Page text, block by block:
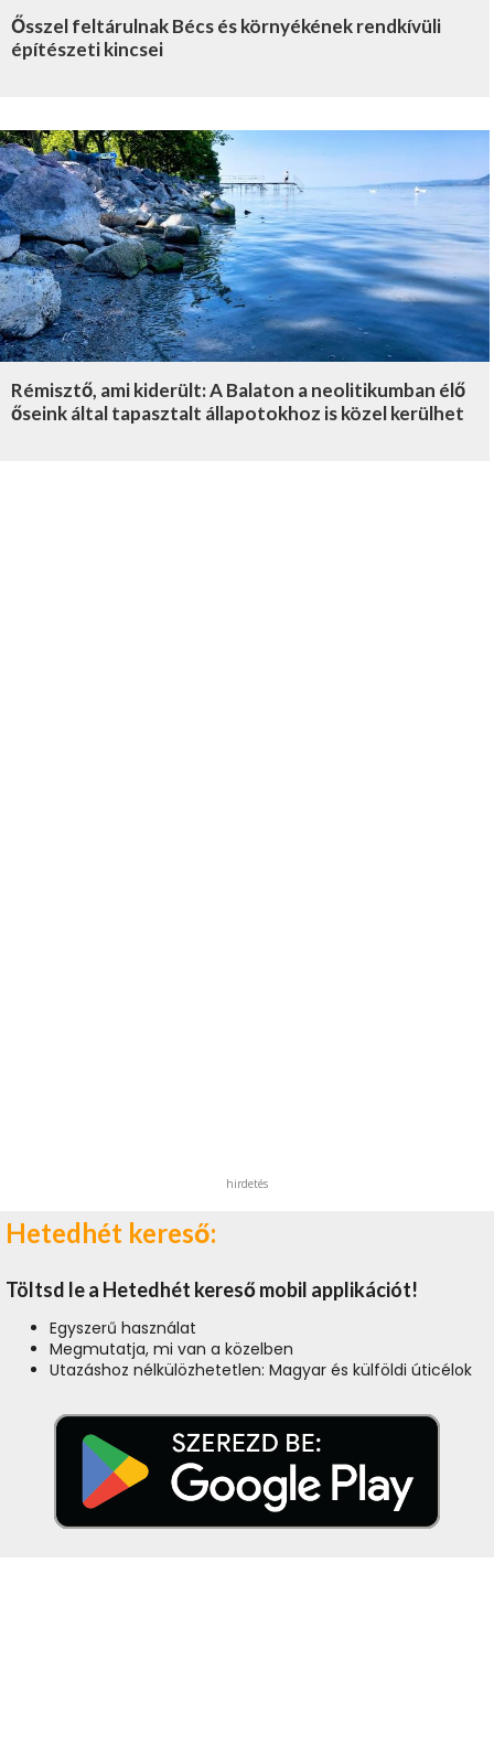
Ősszel feltárulnak Bécs és környékének rendkívüli
építészeti kincsei
Rémisztő, ami kiderült: A Balaton a neolitikumban élő
őseink által tapasztalt állapotokhoz is közel kerülhet
hirdetés
Hetedhét kereső:
Töltsd le a Hetedhét kereső mobil applikációt!
Egyszerű használat
Megmutatja, mi van a közelben
Utazáshoz nélkülözhetetlen: Magyar és külföldi úticélok